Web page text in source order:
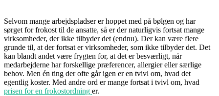
Selvom mange arbejdspladser er hoppet med på bølgen og har
sørget for frokost til de ansatte, så er der naturligvis fortsat mange
virksomheder, der ikke tilbyder det (endnu). Der kan være flere
grunde til, at der fortsat er virksomheder, som ikke tilbyder det. Det
kan blandt andet være frygten for, at det er besværligt, når
medarbejderne har forskellige præferencer, allergier eller særlige
behov. Men én ting der ofte går igen er en tvivl om, hvad det
egentlig koster. Med andre ord er mange fortsat i tvivl om, hvad
prisen for en frokostordning er.